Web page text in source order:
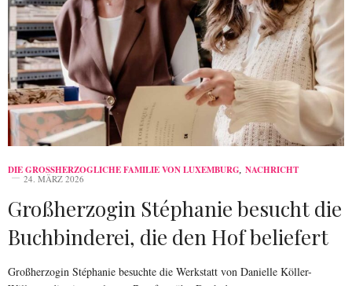
DIE GROSSHERZOGLICHE FAMILIE VON LUXEMBURG , NACHRICHT
24. MÄRZ 2026
Großherzogin Stéphanie besucht die
Buchbinderei, die den Hof beliefert
Großherzogin Stéphanie besuchte die Werkstatt von Danielle Köller-